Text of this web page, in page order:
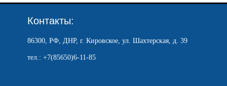
Контакты:
86300, РФ, ДНР, г. Кировское, ул. Шахтерская, д. 39
тел.: +7(85650)6-11-85